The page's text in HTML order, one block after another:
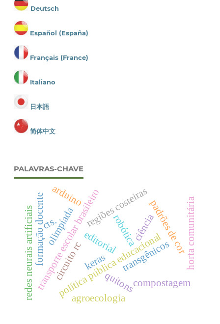
Deutsch
Español (España)
Français (France)
Italiano
日本語
简体中文
PALAVRAS-CHAVE
editorial
olimpíada
política pública educacional
transporte escolar brasileiro padrões de cor
quítons
regiões costeiras
robótica
redes neurais artificiais keras
formação docente transgênicos
cts. horta comunitária
agroecologia
compostagem
ciência
arduino
circuito rc